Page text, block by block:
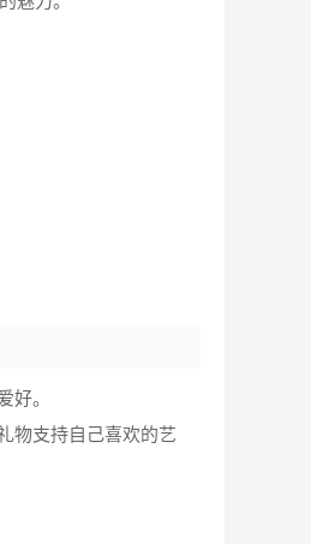
好。
物支持自己喜欢的艺